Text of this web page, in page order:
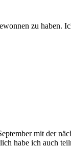
zu haben.
mit der
habe ich auch